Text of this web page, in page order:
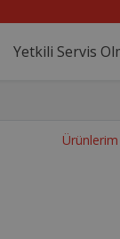
Yetkili Servis
Ürünlerim